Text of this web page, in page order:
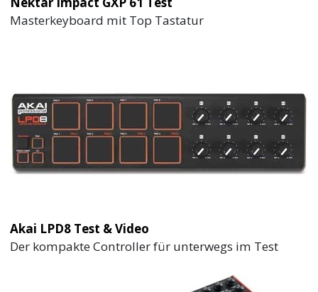
Masterkeyboard mit Top Tastatur
Akai LPD8 Test & Video
Der kompakte Controller für unterwegs im Test